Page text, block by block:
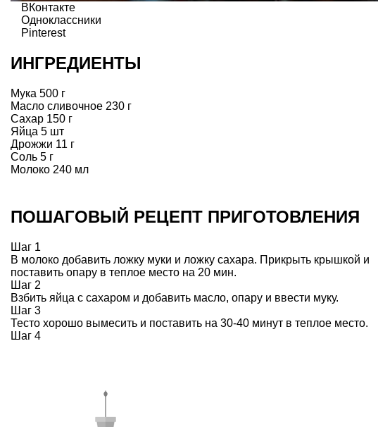
ВКонтакте
Одноклассники
Pinterest
ИНГРЕДИЕНТЫ
Мука 500 г
Масло сливочное 230 г
Сахар 150 г
Яйца 5 шт
Дрожжи 11 г
Соль 5 г
Молоко 240 мл
ПОШАГОВЫЙ РЕЦЕПТ ПРИГОТОВЛЕНИЯ
Шаг 1
В молоко добавить ложку муки и ложку сахара. Прикрыть крышкой и
поставить опару в теплое место на 20 мин.
Шаг 2
Взбить яйца с сахаром и добавить масло, опару и ввести муку.
Шаг 3
Тесто хорошо вымесить и поставить на 30-40 минут в теплое место.
Шаг 4